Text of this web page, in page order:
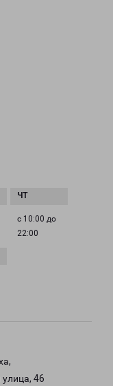
с 10:00 до
22:00
46